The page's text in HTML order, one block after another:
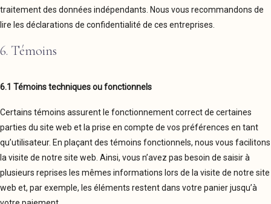
traitement des données indépendants. Nous vous recommandons de
lire les déclarations de confidentialité de ces entreprises.
6. Témoins
6.1 Témoins techniques ou fonctionnels
Certains témoins assurent le fonctionnement correct de certaines
parties du site web et la prise en compte de vos préférences en tant
qu’utilisateur. En plaçant des témoins fonctionnels, nous vous facilitons
la visite de notre site web. Ainsi, vous n’avez pas besoin de saisir à
plusieurs reprises les mêmes informations lors de la visite de notre site
web et, par exemple, les éléments restent dans votre panier jusqu’à